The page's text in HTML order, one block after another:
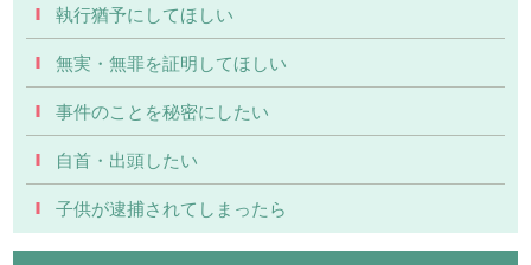
執行猶予にしてほしい
無実・無罪を証明してほしい
事件のことを秘密にしたい
自首・出頭したい
子供が逮捕されてしまったら